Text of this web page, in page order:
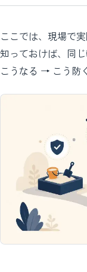
ここでは、現場で
知っておけば、同
こうなる → こう防